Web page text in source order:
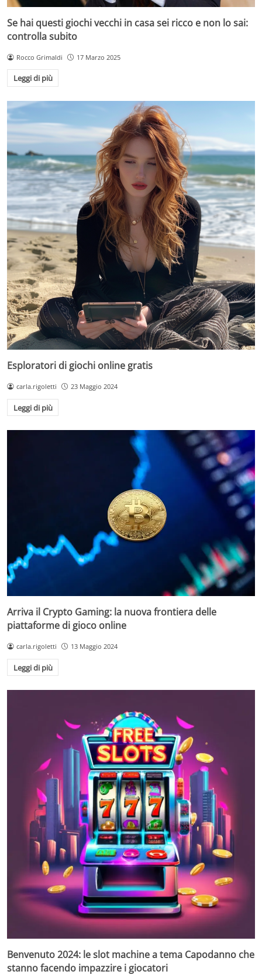
Se hai questi giochi vecchi in casa sei ricco e non lo sai:
controlla subito
Rocco Grimaldi 17 Marzo 2025
Leggi di più
Esploratori di giochi online gratis
carla.rigoletti 23 Maggio 2024
Leggi di più
Arriva il Crypto Gaming: la nuova frontiera delle
piattaforme di gioco online
carla.rigoletti 13 Maggio 2024
Leggi di più
Benvenuto 2024: le slot machine a tema Capodanno che
stanno facendo impazzire i giocatori